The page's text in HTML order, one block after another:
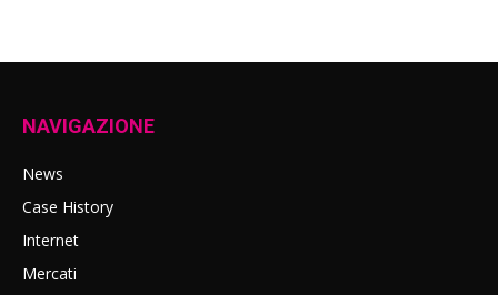
NAVIGAZIONE
News
Case History
Internet
Mercati